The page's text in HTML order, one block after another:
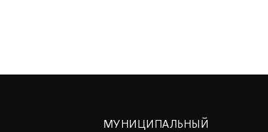
МУНИЦИПАЛЬНЫЙ